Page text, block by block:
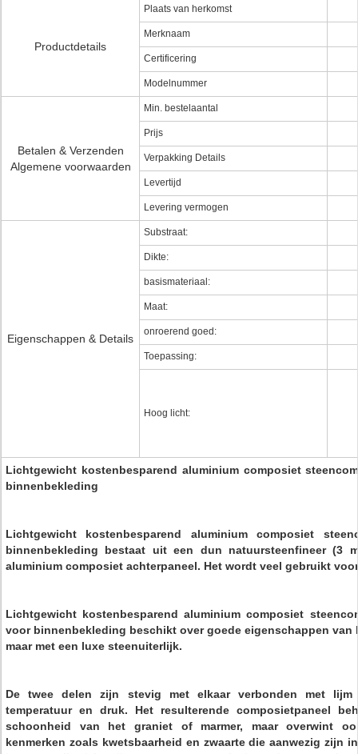
Productdetails
Plaats van herkomst
Merknaam
Certificering
Modelnummer
Betalen & Verzenden
Algemene voorwaarden
Min. bestelaantal
Prijs
Verpakking Details
Levertijd
Levering vermogen
Eigenschappen & Details
Substraat:
Dikte:
basismateriaal:
Maat:
onroerend goed:
Toepassing:
Hoog licht:
Lichtgewicht kostenbesparend aluminium composiet
binnenbekleding
Lichtgewicht kostenbesparend aluminium composiet
binnenbekleding bestaat uit een dun natuursteenfineer (3
aluminium composiet achterpaneel. Het wordt veel gebruikt
Lichtgewicht kostenbesparend aluminium composiet
voor binnenbekleding beschikt over goede eigenschappen
maar met een luxe steenuiterlijk.
De twee delen zijn stevig met elkaar verbonden met
temperatuur en druk. Het resulterende composietpaneel
schoonheid van het graniet of marmer, maar overwint
kenmerken zoals kwetsbaarheid en zwaarte die aanwezig zijn